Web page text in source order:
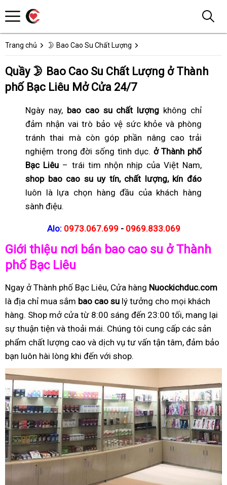
Trang chủ 🌛 Bao Cao Su Chất Lượng
Quầy 🌛 Bao Cao Su Chất Lượng ở Thành
phố Bạc Liêu Mở Cửa 24/7
Ngày nay, bao cao su chất lượng không chỉ
đảm nhận vai trò bảo vệ sức khỏe và phòng
tránh thai mà còn góp phần nâng cao trải
nghiệm trong đời sống tình dục. ở Thành phố
Bạc Liêu – trái tim nhộn nhịp của Việt Nam,
shop bao cao su uy tín, chất lượng, kín đáo
luôn là lựa chọn hàng đầu của khách hàng
sành điệu.
Alo: 0973.067.699 - 0969.833.069
Giới thiệu nơi bán bao cao su ở Thành
phố Bạc Liêu
Ngay ở Thành phố Bạc Liêu, Cửa hàng Nuockichduc.com
là địa chỉ mua sắm bao cao su lý tưởng cho mọi khách
hàng. Shop mở cửa từ 8:00 sáng đến 23:00 tối, mang lại
sự thuận tiện và thoải mái. Chúng tôi cung cấp các sản
phẩm chất lượng cao và dịch vụ tư vấn tận tâm, đảm bảo
bạn luôn hài lòng khi đến với shop.